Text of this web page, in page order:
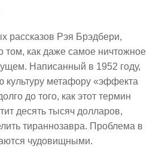
рассказов Рэя Брэдбери,
том, как даже самое ничтожное
Написанный в 1952 году,
метафору «эффекта
до того, как этот термин
десять тысяч долларов,
тираннозавра. Проблема в
чудовищными.